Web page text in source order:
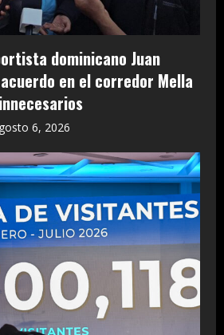
dominicano Juan
en el corredor Mella
6, 2026